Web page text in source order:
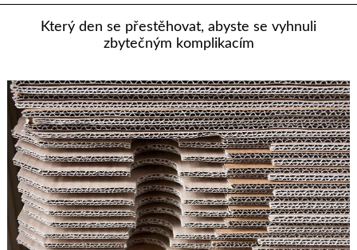
Který den se přestěhovat, abyste se vyhnuli
zbytečným komplikacím